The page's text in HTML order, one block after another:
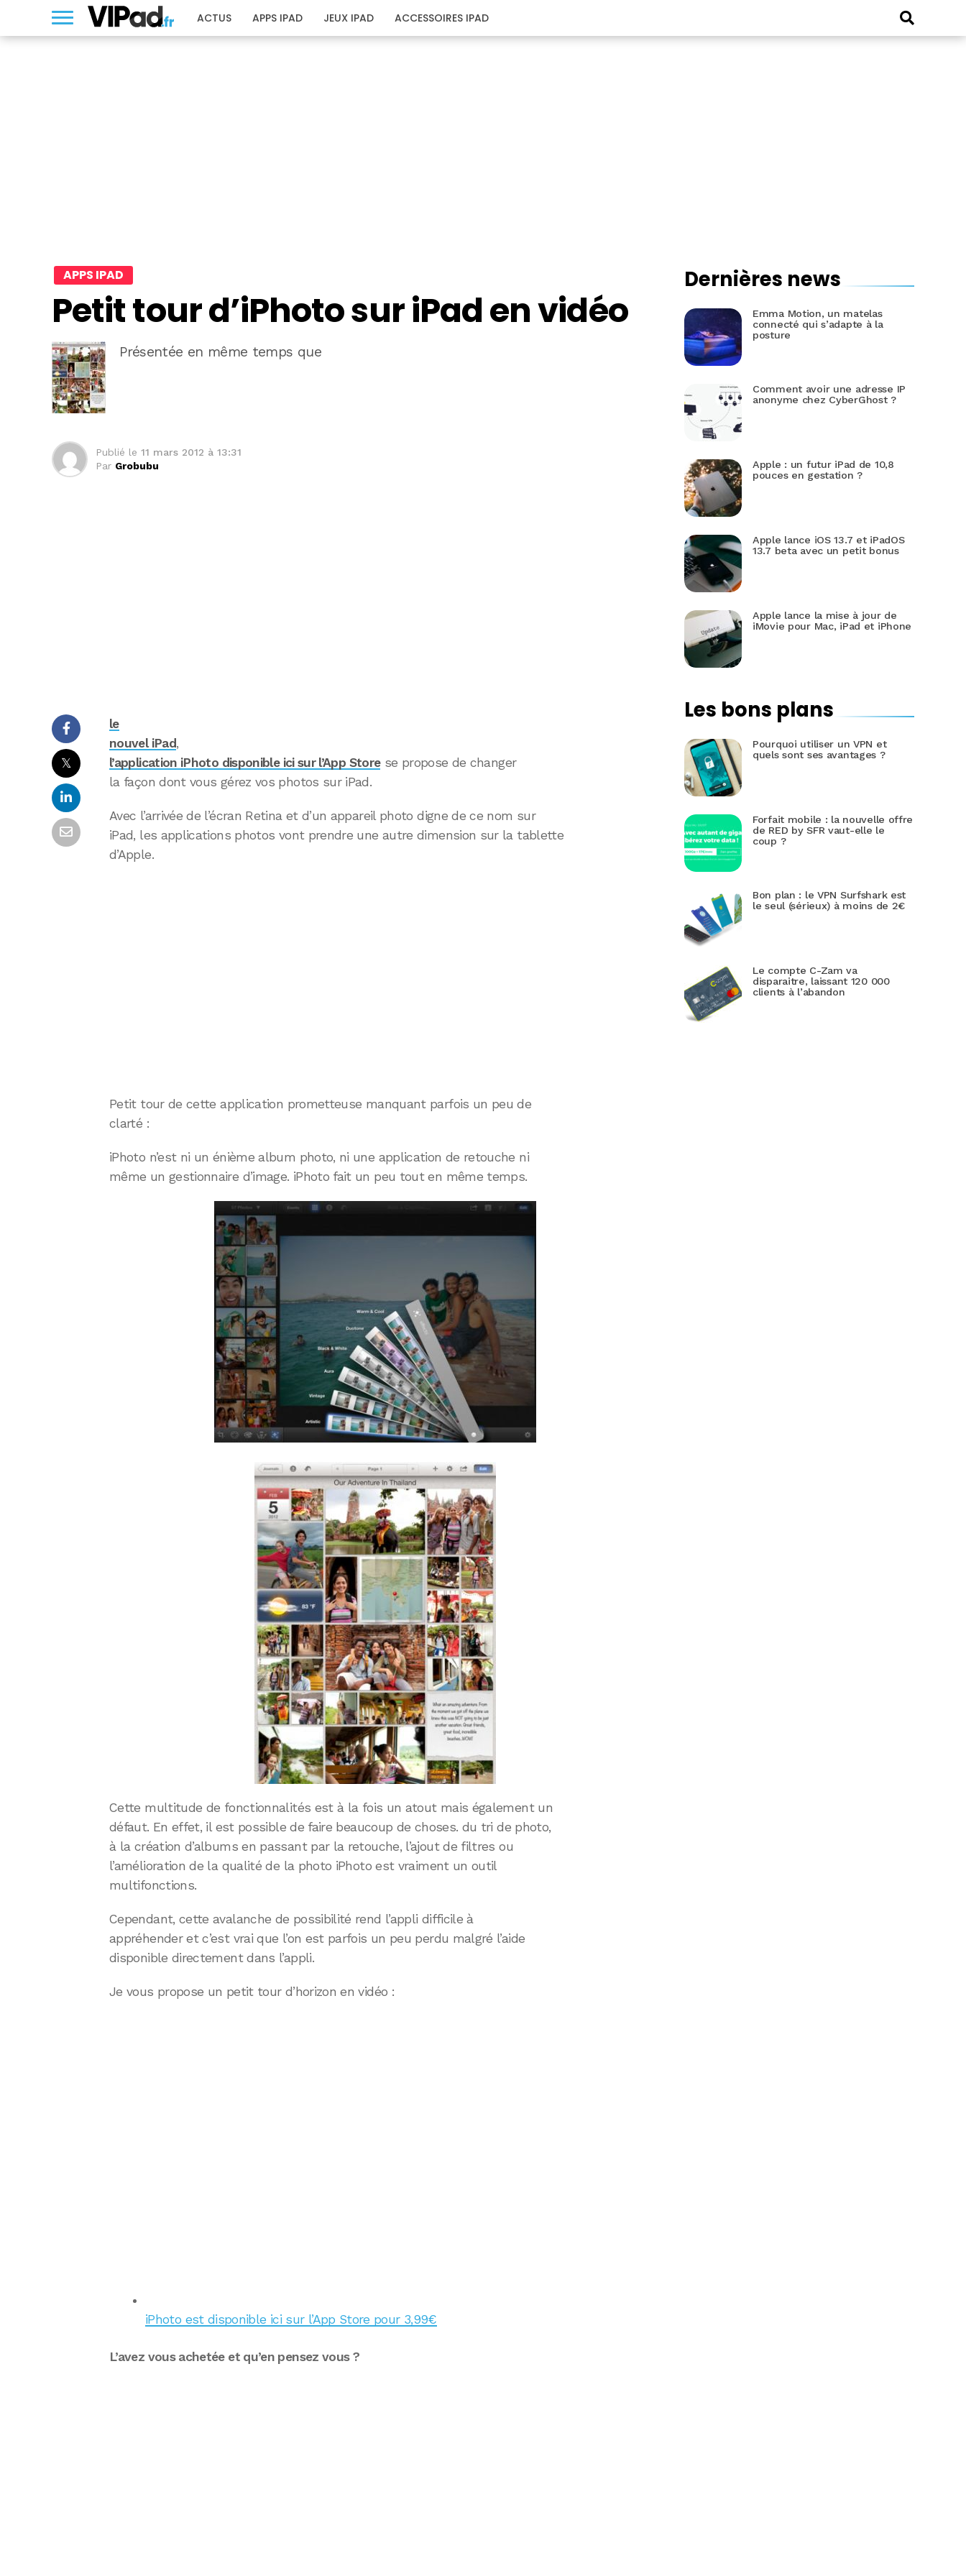
ACTUS APPS IPAD JEUX IPAD ACCESSOIRES IPAD
APPS IPAD
Petit tour d’iPhoto sur iPad en vidéo
Présentée en même temps que
Publié le 11 mars 2012 à 13:31
Par Grobubu
𝕏
le
nouvel iPad,
l’application iPhoto disponible ici sur l’App Storese propose de changer
la façon dont vous gérez vos photos sur iPad.
Avec l’arrivée de l’écran Retina et d’un appareil photo digne de ce nom sur
iPad, les applications photos vont prendre une autre dimension sur la tablette
d’Apple.
Petit tour de cette application prometteuse manquant parfois un peu de
clarté :
iPhoto n’est ni un énième album photo, ni une application de retouche ni
même un gestionnaire d’image. iPhoto fait un peu tout en même temps.
Cette multitude de fonctionnalités est à la fois un atout mais également un
défaut. En effet, il est possible de faire beaucoup de choses. du tri de photo,
à la création d’albums en passant par la retouche, l’ajout de filtres ou
l’amélioration de la qualité de la photo iPhoto est vraiment un outil
multifonctions.
Cependant, cette avalanche de possibilité rend l’appli difficile à
appréhender et c’est vrai que l’on est parfois un peu perdu malgré l’aide
disponible directement dans l’appli.
Je vous propose un petit tour d’horizon en vidéo :
iPhoto est disponible ici sur l’App Store pour 3,99€
L’avez vous achetée et qu’en pensez vous ?
Dernières news
Emma Motion, un matelas
connecté qui s’adapte à la
posture
Comment avoir une adresse IP
anonyme chez CyberGhost ?
Apple : un futur iPad de 10,8
pouces en gestation ?
Apple lance iOS 13.7 et iPadOS
13.7 beta avec un petit bonus
Apple lance la mise à jour de
iMovie pour Mac, iPad et iPhone
Les bons plans
Pourquoi utiliser un VPN et
quels sont ses avantages ?
Forfait mobile : la nouvelle offre
de RED by SFR vaut-elle le
coup ?
Bon plan : le VPN Surfshark est
le seul (sérieux) à moins de 2€
Le compte C-Zam va
disparaitre, laissant 120 000
clients à l’abandon